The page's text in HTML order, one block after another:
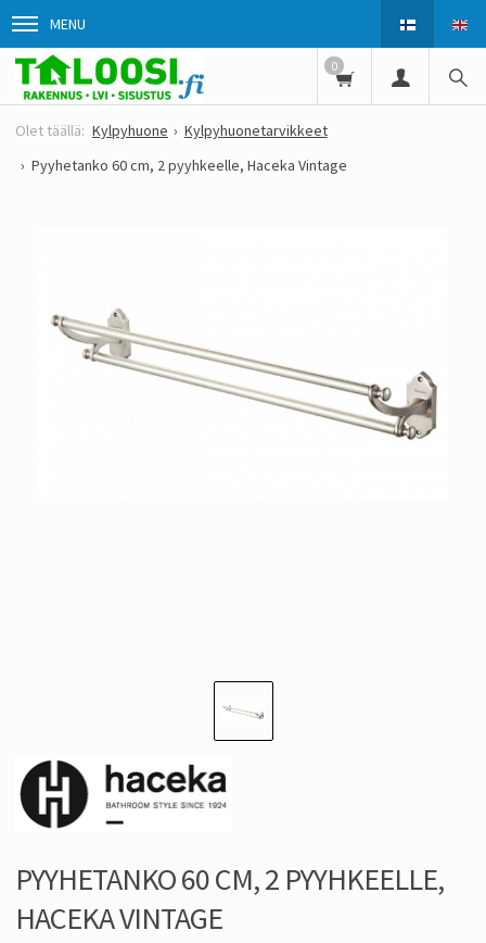
MENU
0
Kylpyhuone
Kylpyhuonetarvikkeet
Pyyhetanko 60 cm, 2 pyyhkeelle, Haceka Vintage
PYYHETANKO 60 CM, 2 PYYHKEELLE,
HACEKA VINTAGE